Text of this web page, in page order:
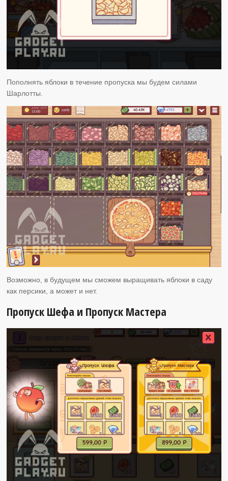
Пополнять яблоки в течение пропуска мы будем силами
Шарлотты.
Возможно, в будущем мы сможем выращивать яблоки в саду
как персики, а может и нет.
Пропуск Шефа и Пропуск Мастера